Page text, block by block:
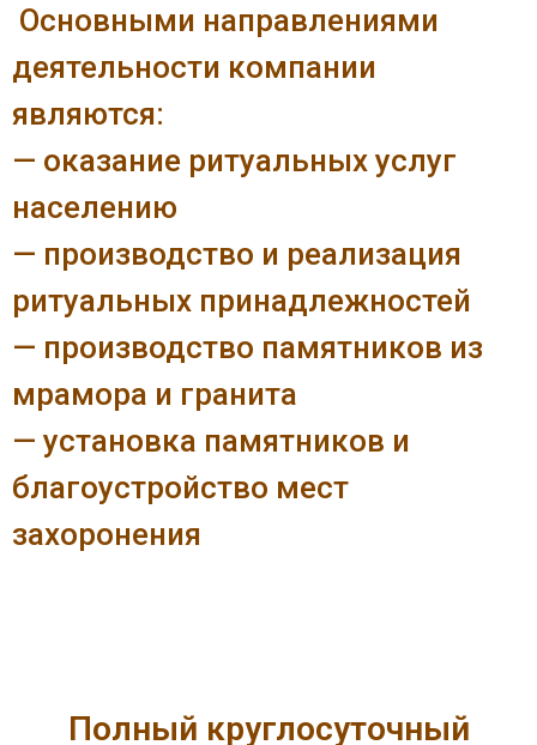
Основными направлениями
деятельности компании
являются:
— оказание ритуальных услуг
населению
— производство и реализация
ритуальных принадлежностей
— производство памятников из
мрамора и гранита
— установка памятников и
благоустройство мест
захоронения
Полный круглосуточный